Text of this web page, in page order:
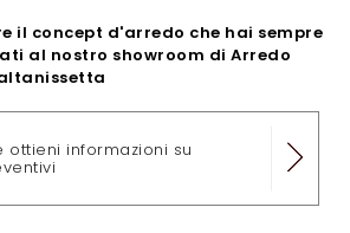
il concept d'arredo che hai sempre
al nostro showroom di Arredo
ottieni informazioni su